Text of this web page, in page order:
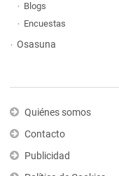
Blogs
Encuestas
Osasuna
Quiénes somos
Contacto
Publicidad